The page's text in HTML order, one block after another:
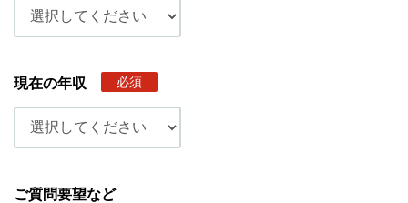
現在の年収 必須
ご質問要望など